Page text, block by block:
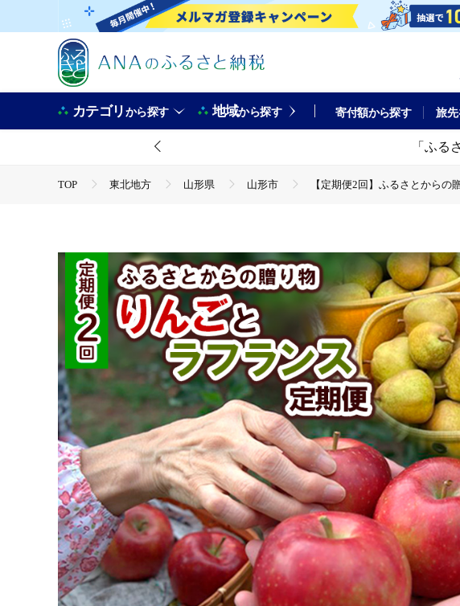
カテゴリから探す 地域から探す 寄付額から探す 旅
「ふる
TOP 東北地方 山形県 山形市 【定期便2回】ふるさとからの